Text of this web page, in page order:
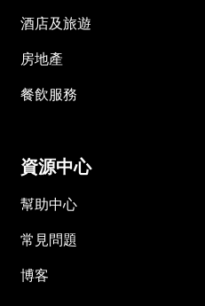
酒店及旅遊
房地產
餐飲服務
資源中心
幫助中心
常見問題
博客